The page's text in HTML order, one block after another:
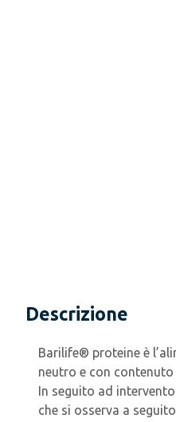
Descrizione
Barilife® proteine è
neutro e con
In seguito ad
che si osserva a